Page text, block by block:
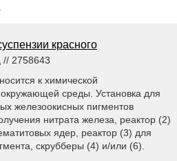
красного
// 2758643
к химической
среды. Установка для
железоокисных пигментов
нитрата железа, реактор (2)
ядер, реактор (3) для
скрубберы (4) и/или (6).